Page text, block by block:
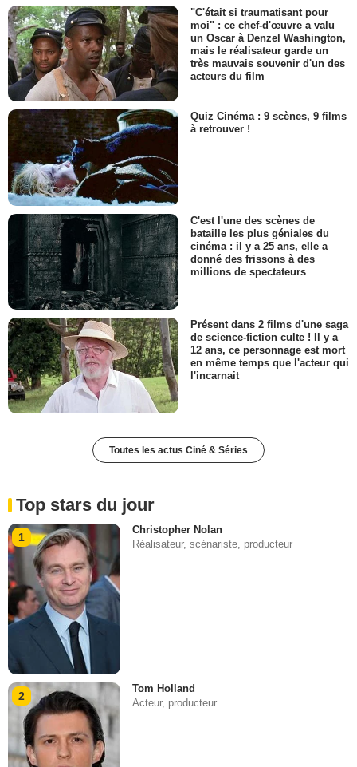
"C'était si traumatisant pour
moi" : ce chef-d'œuvre a valu
un Oscar à Denzel Washington,
mais le réalisateur garde un
très mauvais souvenir d'un des
acteurs du film
Quiz Cinéma : 9 scènes, 9 films
à retrouver !
C'est l'une des scènes de
bataille les plus géniales du
cinéma : il y a 25 ans, elle a
donné des frissons à des
millions de spectateurs
Présent dans 2 films d'une saga
de science-fiction culte ! Il y a
12 ans, ce personnage est mort
en même temps que l'acteur qui
l'incarnait
Toutes les actus Ciné & Séries
Top stars du jour
1
Christopher Nolan
Réalisateur, scénariste, producteur
2
Tom Holland
Acteur, producteur